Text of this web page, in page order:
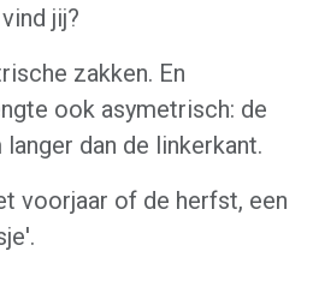
jij?
zakken. En
ook asymetrisch: de
dan de linkerkant.
voorjaar of de herfst, een